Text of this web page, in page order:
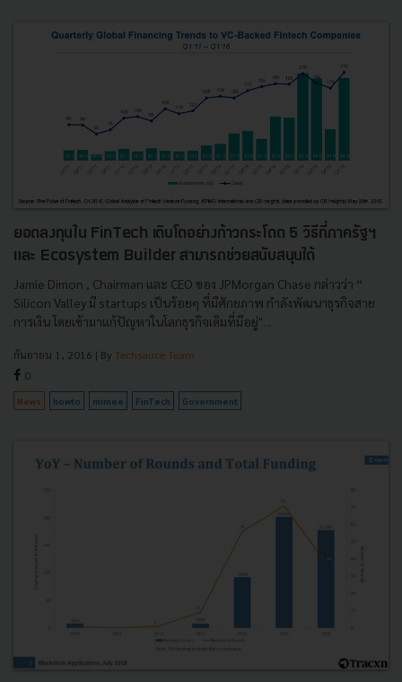
ยอดลงทุนใน FinTech เติบโตอย่างก้าวกระโดด 5 วิธีที่ภาครัฐฯ
และ Ecosystem Builder สามารถช่วยสนับสนุนได้
Jamie Dimon , Chairman และ CEO ของ JPMorgan Chase กล่าวว่า “
Silicon Valley มี startups เป็นร้อยๆ ที่มีศักยภาพ กำลังพัฒนาธุรกิจสาย
การเงิน โดยเข้ามาแก้ปัญหาในโลกธุรกิจเดิมที่มีอยู่"...
กันยายน 1, 2016 | By Techsauce Team
0
News howto mimee FinTech Government